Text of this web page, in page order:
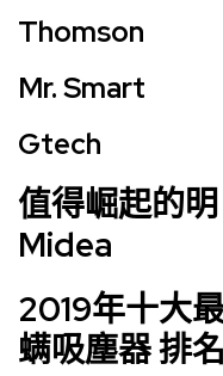
Thomson
Mr. Smart
Gtech
值得崛起的
Midea
2019年十大
螨吸塵器 排